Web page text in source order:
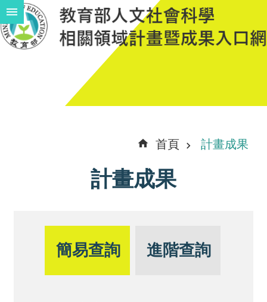
跳到主要內容區塊
進
首頁 計畫成果
計畫成果
簡易查詢 進階查詢